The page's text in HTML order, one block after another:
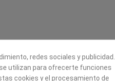
redes sociales y publicidad.
utilizan para ofrecerte funciones
cookies y el procesamiento de